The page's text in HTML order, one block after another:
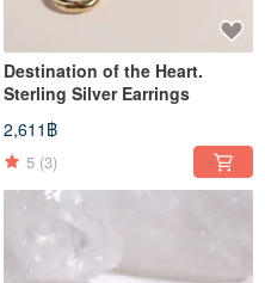
Destination of the Heart.
Sterling Silver Earrings
2,611฿
5 (3)